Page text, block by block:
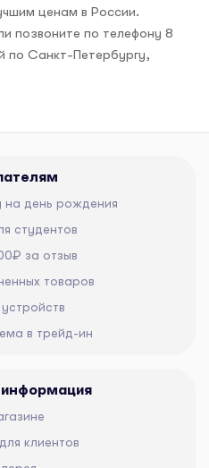
ценам в России.
позвоните по телефону 8
по Санкт-Петербургу,
на день рождения
студентов
за отзыв
товаров
в трейд-ин
клиентов